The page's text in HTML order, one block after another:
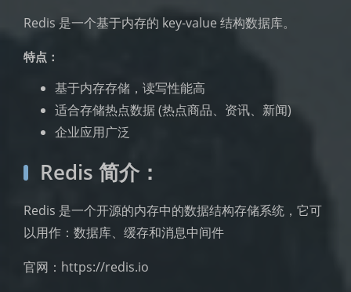
Redis 是一个基于内存的 key-value 结构数据库。
特点：
基于内存存储，读写性能高
适合存储热点数据 (热点商品、资讯、新闻)
企业应用广泛
Redis 简介：
Redis 是一个开源的内存中的数据结构存储系统，它可
以用作：数据库、缓存和消息中间件
官网：https://redis.io